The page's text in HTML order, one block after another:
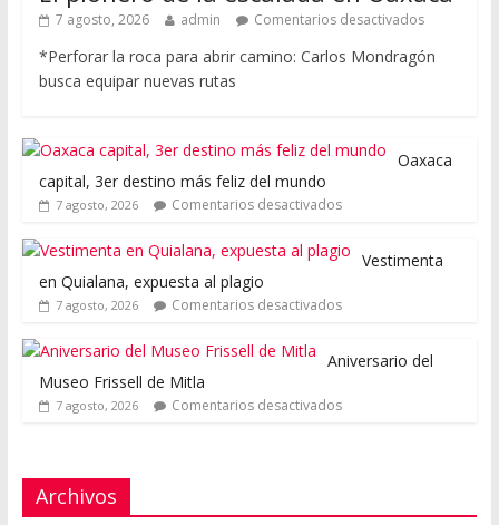
7 agosto, 2026 admin Comentarios desactivados
*Perforar la roca para abrir camino: Carlos Mondragón
busca equipar nuevas rutas
Oaxaca
capital, 3er destino más feliz del mundo
7 agosto, 2026 Comentarios desactivados
Vestimenta
en Quialana, expuesta al plagio
7 agosto, 2026 Comentarios desactivados
Aniversario del
Museo Frissell de Mitla
7 agosto, 2026 Comentarios desactivados
Archivos